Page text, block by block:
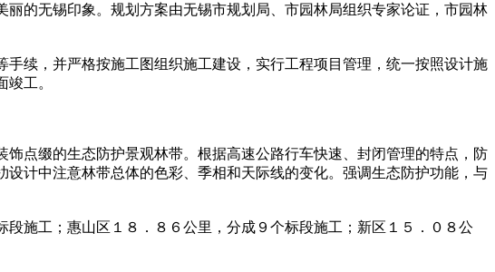
的无锡印象。规划方案由无锡市规划局、市园林局组织专家论证，市园林
续，并严格按施工图组织施工建设，实行工程项目管理，统一按照设计施
工。
点缀的生态防护景观林带。根据高速公路行车快速、封闭管理的特点，防
计中注意林带总体的色彩、季相和天际线的变化。强调生态防护功能，与
施工；惠山区１８．８６公里，分成９个标段施工；新区１５．０８公